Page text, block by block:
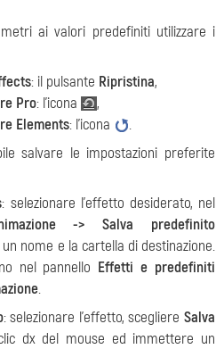
ai valori predefiniti utilizzare i
: il pulsante Ripristina,
Pro: l'icona
,
Elements: l'icona
.
salvare le impostazioni preferite
: selezionare l'effetto desiderato, nel
-> Salva predefinito
nome e la cartella di destinazione.
nel pannello Effetti e predefiniti
.
: selezionare l'effetto, scegliereSalva
dx del mouse ed immettere un